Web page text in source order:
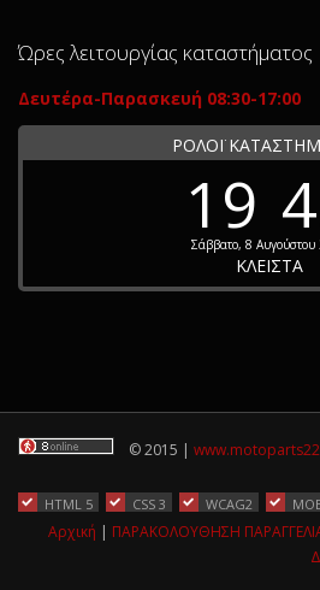
Ώρες λειτουργίας καταστήματος
Δευτέρα-Παρασκευή 08:30-17:00
ΡΟΛΟΪ
19
Σάββατο, 8 Αυγούστου
ΚΛΕΙΣΤΑ
© 2015 |
HTML 5 CSS 3 WCAG2
Αρχική | ΠΑΡΑΚΟΛΟΥΘΗΣΗ